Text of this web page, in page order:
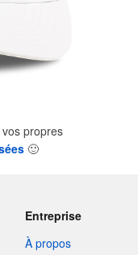
propres
🙂
Entreprise
À propos